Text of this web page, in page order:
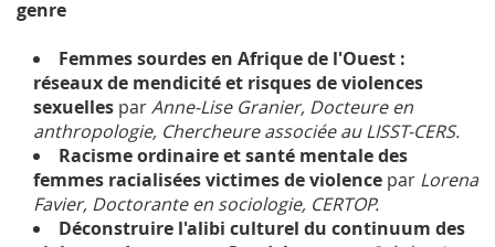
genre
Femmes sourdes en Afrique de l'Ouest :
réseaux de mendicité et risques de violences
sexuelles parAnne-Lise Granier, Docteure en
anthropologie, Chercheure associée au LISST-CERS.
Racisme ordinaire et santé mentale des
femmes racialisées victimes de violence par Lorena
Favier, Doctorante en sociologie, CERTOP.
Déconstruire l'alibi culturel du continuum des